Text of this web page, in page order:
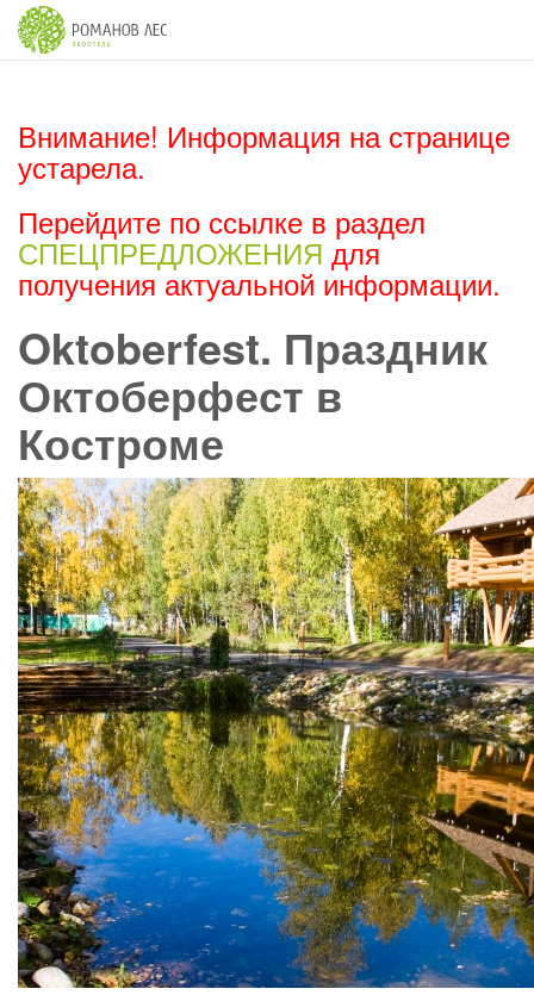
Внимание! Информация на странице
устарела.
Перейдите по ссылке в раздел
СПЕЦПРЕДЛОЖЕНИЯ для
получения актуальной информации.
Oktoberfest. Праздник
Октоберфест в
Костроме